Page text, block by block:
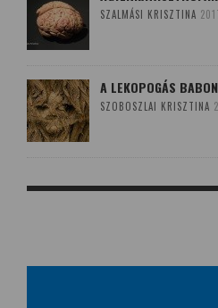
SZALMÁSI KRISZTINA
A LEKOPOGÁS
SZOBOSZLAI KRISZTINA